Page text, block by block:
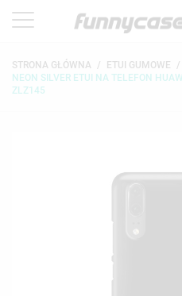
STRONA GŁÓWNA
ETUI GUMOWE
NEON SILVER ETUI NA TELEFON
ZLZ145